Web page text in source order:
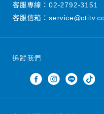
追蹤我們
客服專線： 02-2792-3151
客服信箱：